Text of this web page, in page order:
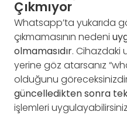
Çıkmıyor
Whatsapp’ta yukarıda
çıkmamasının nedeni
olmamasıdır. Cihazdaki
yerine göz atarsanız
olduğunu
güncelledikten sonra
işlemleri